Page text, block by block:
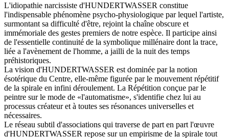
L'idiopathie narcissiste d'HUNDERTWASSER constitue
l'indispensable phénomène psycho-physiologique par lequel l'artiste,
surmontant sa difficulté d'être, rejoint la chaîne obscure et
immémoriale des gestes premiers de notre espèce. Il participe ainsi
de l'essentielle continuité de la symbolique millénaire dont la trace,
liée a l'avènement de l'homme, a jailli de la nuit des temps
préhistoriques.
La vision d'HUNDERTWASSER est dominée par la notion
ésotérique du Centre, elle-même figurée par le mouvement répétitif
de la spirale en infini déroulement. La Répétition conçue par le
peintre sur le mode de «l'automatisme», s'identifie chez lui au
processus créateur et à toutes ses résonances universelles et
nécessaires.
Le réseau subtil d'associations qui traverse de part en part l'œuvre
d'HUNDERTWASSER repose sur un empirisme de la spirale tout